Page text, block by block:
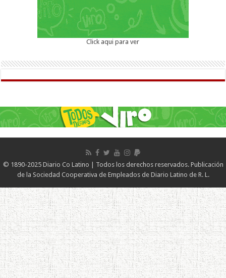
Click aqui para ver
© 1890-2025 Diario Co Latino | Todos los derechos reservados. Publicación
de la Sociedad Cooperativa de Empleados de Diario Latino de R. L.